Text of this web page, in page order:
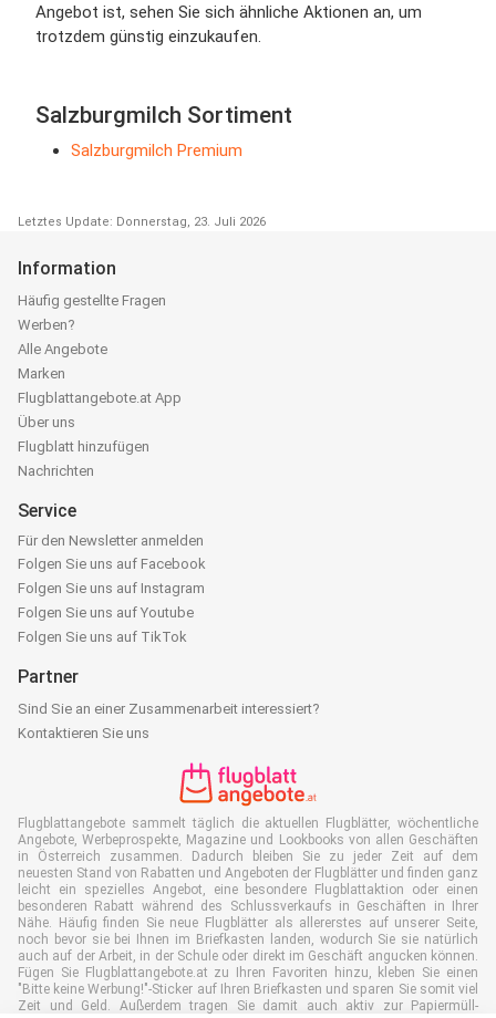
Angebot ist, sehen Sie sich ähnliche Aktionen an, um
trotzdem günstig einzukaufen.
Salzburgmilch Sortiment
Salzburgmilch Premium
Letztes Update: Donnerstag, 23. Juli 2026
Information
Häufig gestellte Fragen
Werben?
Alle Angebote
Marken
Flugblattangebote.at App
Über uns
Flugblatt hinzufügen
Nachrichten
Service
Für den Newsletter anmelden
Folgen Sie uns auf Facebook
Folgen Sie uns auf Instagram
Folgen Sie uns auf Youtube
Folgen Sie uns auf TikTok
Partner
Sind Sie an einer Zusammenarbeit interessiert?
Kontaktieren Sie uns
Flugblattangebote sammelt täglich die aktuellen Flugblätter, wöchentliche
Angebote, Werbeprospekte, Magazine und Lookbooks von allen Geschäften
in Österreich zusammen. Dadurch bleiben Sie zu jeder Zeit auf dem
neuesten Stand von Rabatten und Angeboten der Flugblätter und finden ganz
leicht ein spezielles Angebot, eine besondere Flugblattaktion oder einen
besonderen Rabatt während des Schlussverkaufs in Geschäften in Ihrer
Nähe. Häufig finden Sie neue Flugblätter als allererstes auf unserer Seite,
noch bevor sie bei Ihnen im Briefkasten landen, wodurch Sie sie natürlich
auch auf der Arbeit, in der Schule oder direkt im Geschäft angucken können.
Fügen Sie Flugblattangebote.at zu Ihren Favoriten hinzu, kleben Sie einen
"Bitte keine Werbung!"-Sticker auf Ihren Briefkasten und sparen Sie somit viel
Zeit und Geld. Außerdem tragen Sie damit auch aktiv zur Papiermüll-